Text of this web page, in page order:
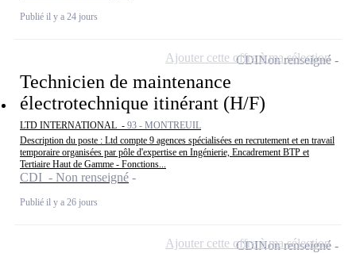
Publié il y a 24 jours
Technicien de maintenance
électrotechnique itinérant (H/F)
LTD INTERNATIONAL - 93 - MONTREUIL
Description du poste : Ltd compte 9 agences spécialisées en recrutement et en travail
temporaire organisées par pôle d'expertise en Ingénierie, Encadrement BTP et
Tertiaire Haut de Gamme - Fonctions...
CDI - Non renseigné
Publié il y a 26 jours
CDINon renseigné
Ajouter cette offre à ma sélection
CDINon renseigné
Ajouter cette offre à ma sélection